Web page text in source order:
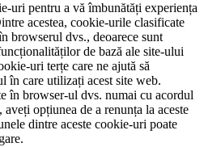
uri pentru a vă îmbunătăți experiența
acestea, cookie-urile clasificate
browserul dvs., deoarece sunt
de bază ale site-ului
uri terțe care ne ajută să
în care utilizați acest site web.
în browser-ul dvs. numai cu acordul
aveți opțiunea de a renunța la aceste
dintre aceste cookie-uri poate